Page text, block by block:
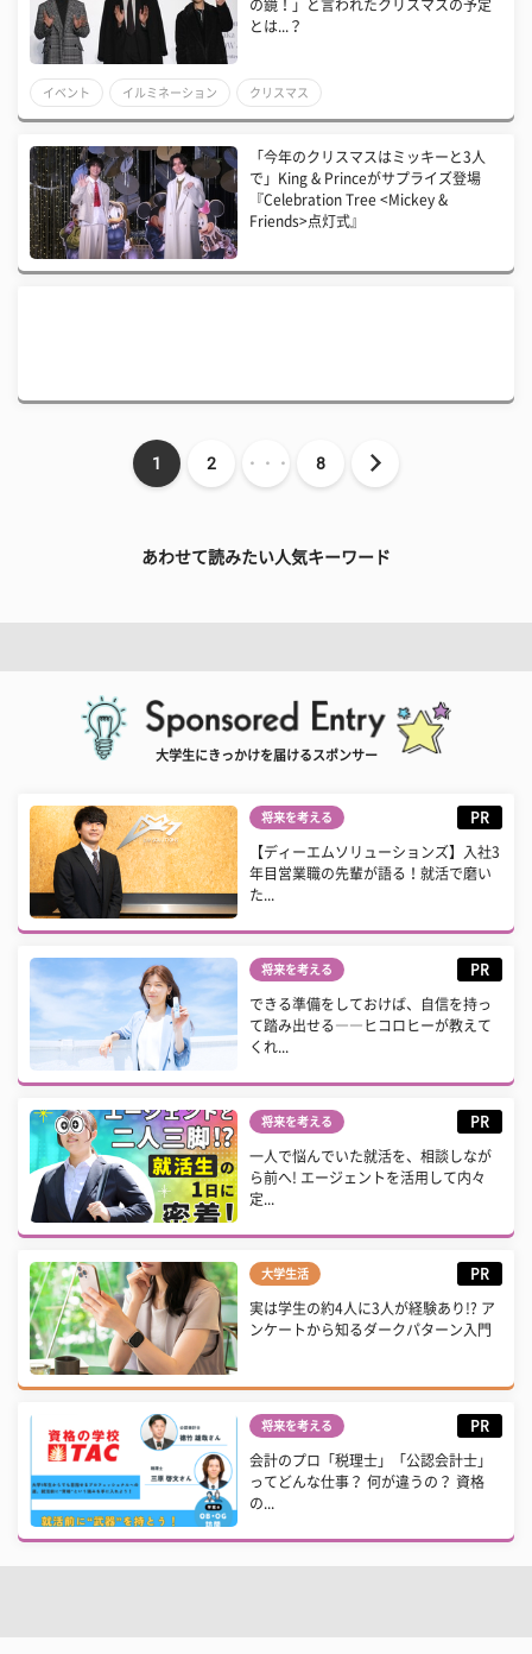
の鏡！」と言われたクリスマスの予定
とは...？
イベント イルミネーション クリスマス
「今年のクリスマスはミッキーと3人
で」King & Princeがサプライズ登場
『Celebration Tree <Mickey &
Friends>点灯式』
1 2 ・・・ 8
あわせて読みたい人気キーワード
大学生にきっかけを届けるスポンサー
将来を考える PR
【ディーエムソリューションズ】入社3
年目営業職の先輩が語る！就活で磨い
た...
将来を考える PR
できる準備をしておけば、自信を持っ
て踏み出せる――ヒコロヒーが教えて
くれ...
将来を考える PR
一人で悩んでいた就活を、相談しなが
ら前へ! エージェントを活用して内々
定...
大学生活 PR
実は学生の約4人に3人が経験あり!? ア
ンケートから知るダークパターン入門
将来を考える PR
会計のプロ「税理士」「公認会計士」
ってどんな仕事？ 何が違うの？ 資格
の...